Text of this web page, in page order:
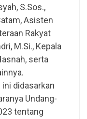
S.Sos.,
Asisten
Rakyat
M.Si., Kepala
serta
didasarkan
Undang-
tentang